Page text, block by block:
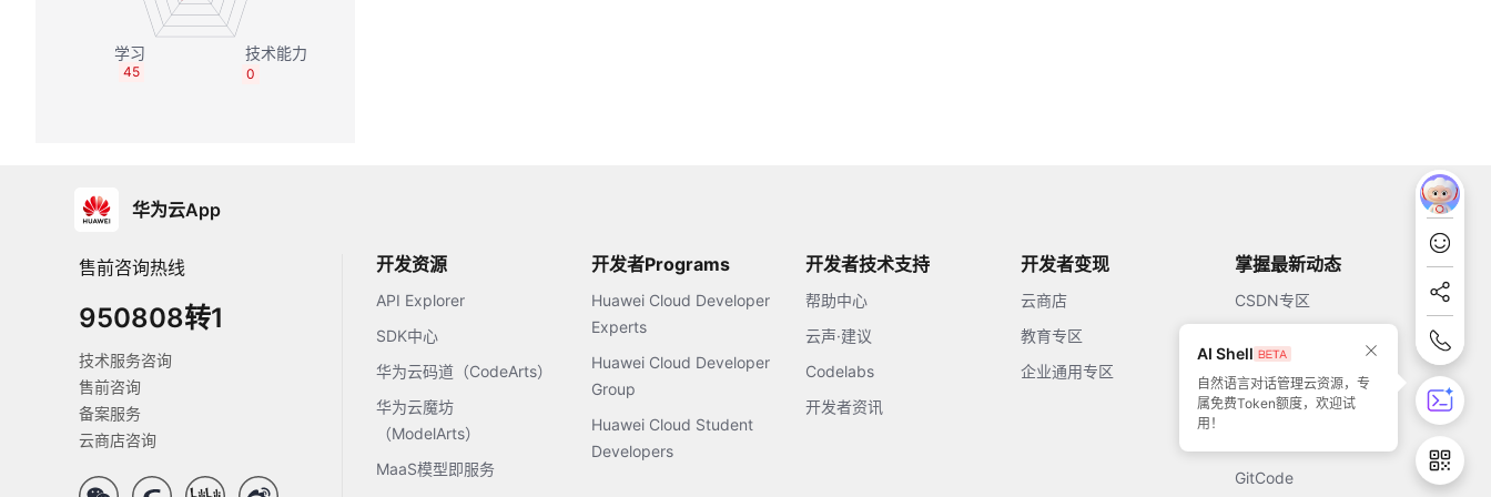
0
45
华为云App
售前咨询热线
950808转1
技术服务咨询
售前咨询
备案服务
云商店咨询
开发资源
API Explorer
SDK中心
华为云码道（CodeArts）
华为云魔坊
（ModelArts）
MaaS模型即服务
开发者Programs
Huawei Cloud Developer
Experts
Huawei Cloud Developer
Group
Huawei Cloud Student
Developers
开发者技术支持
帮助中心
云声·建议
Codelabs
开发者资讯
开发者变现
云商店
教育专区
企业通用专区
掌握最新动态
CSDN专区
51CTO
GitCode
AI Shell
自然语言对话管理云资源，专
属免费Token额度，欢迎试
用！